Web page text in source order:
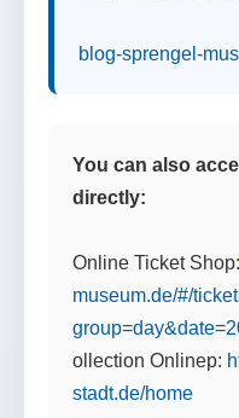
blog-sprengel-
You can also
directly:
Online Ticket Shop:
museum.de/#/
ollection Onlinep:
stadt.de/home